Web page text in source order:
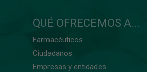
QUÉ OFRECEMOS A...
Farmacéuticos
Ciudadanos
Empresas y entidades